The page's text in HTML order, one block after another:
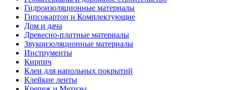
Гидроизоляционные материалы
Гипсокартон и Комплектующие
Дом и дача
Древесно-плитные материалы
Звукоизоляционные материалы
Инструменты
Кирпич
Клеи для напольных покрытий
Клейкие ленты